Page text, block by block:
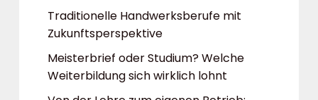
Traditionelle Handwerksberufe mit
Zukunftsperspektive
Meisterbrief oder Studium? Welche
Weiterbildung sich wirklich lohnt